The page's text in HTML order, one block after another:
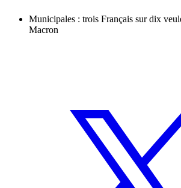
Municipales : trois Français sur dix
Macron